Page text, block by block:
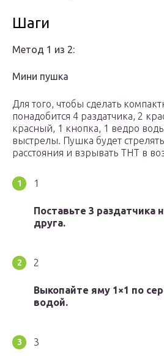
Шаги
Метод 1 из 2:
Мини пушка
Для того, чтобы сделать
понадобится 4 раздатчика, 2
красный, 1 кнопка, 1 ведро
выстрелы. Пушка будет
расстояния и взрывать ТНТ в
1
Поставьте 3 раздатчика
друга.
2
Выкопайте яму 1×1 по
водой.
3